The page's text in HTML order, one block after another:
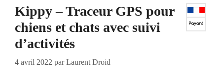
Kippy – Traceur GPS pour
chiens et chats avec suivi
d’activités
4 avril 2022 parLaurent Droid